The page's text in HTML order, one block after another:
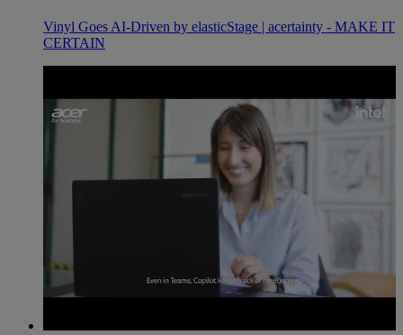
Vinyl Goes AI-Driven by elasticStage | acertainty - MAKE IT
CERTAIN